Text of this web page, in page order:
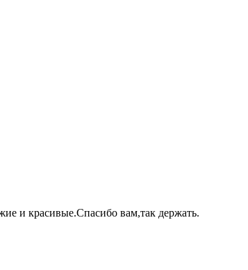
и красивые.Спасибо вам,так держать.